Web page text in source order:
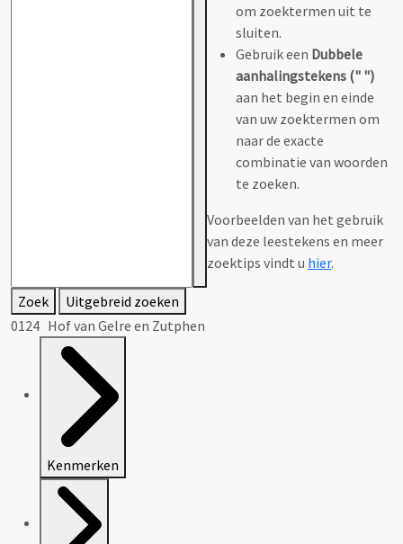
om zoektermen uit te
sluiten.
Gebruik een Dubbele
aanhalingstekens (" ")
aan het begin en einde
van uw zoektermen om
naar de exacte
combinatie van woorden
te zoeken.
Voorbeelden van het gebruik
van deze leestekens en meer
zoektips vindt u hier.
Zoek
Uitgebreid zoeken
0124 Hof van Gelre en Zutphen
Kenmerken